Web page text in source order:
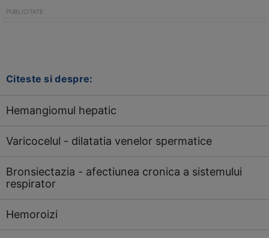
Citeste si despre:
Hemangiomul hepatic
Varicocelul - dilatatia venelor spermatice
Bronsiectazia - afectiunea cronica a sistemului
respirator
Hemoroizi